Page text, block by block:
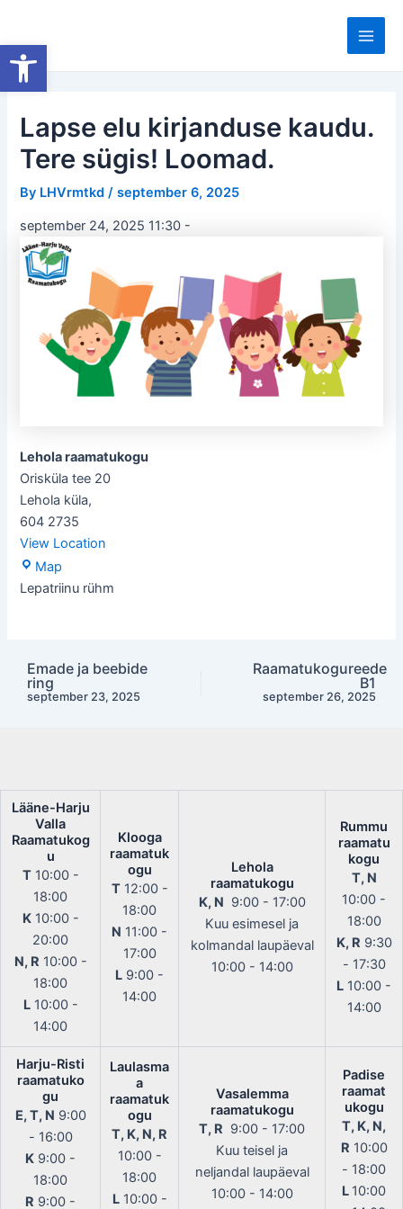
Open toolbar
content
Main
Lapse elu kirjanduse kaudu.
Tere sügis! Loomad.
By LHVrmtkd/september 6, 2025
september 24, 2025 11:30 -
Lehola raamatukogu
Orisküla tee 20
Lehola küla,
604 2735
View Location
Map
raamatukogu
Lepatriinu rühm
Post
navigation
Emade ja beebide
ring
september 23, 2025
Raamatukogureede
B1
september 26, 2025
Lääne-Harju
Valla
Raamatukog
u
T10:00 -
18:00
K10:00 -
20:00
N, R 10:00 -
18:00
L10:00 -
14:00
Klooga
raamatuk
ogu
T12:00 -
18:00
N 11:00 -
17:00
L 9:00 -
14:00
Lehola
raamatukogu
K, N 9:00 - 17:00
Kuu esimesel ja
kolmandal laupäeval
10:00 - 14:00
Rummu
raamatu
kogu
T, N
10:00 -
18:00
K, R 9:30
- 17:30
L 10:00 -
14:00
Harju-Risti
raamatuko
gu
E, T, N 9:00
- 16:00
K 9:00 -
18:00
R 9:00 -
Laulasma
a
raamatuk
ogu
T, K, N, R
10:00 -
18:00
L10:00 -
Vasalemma
raamatukogu
T, R 9:00 - 17:00
Kuu teisel ja
neljandal laupäeval
10:00 - 14:00
Padise
raamat
ukogu
T, K, N,
R 10:00
- 18:00
L 10:00